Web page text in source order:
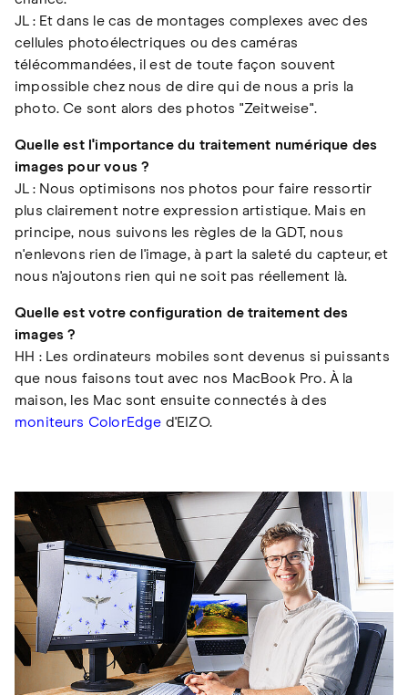
JL : Et dans le cas de montages complexes avec des
cellules photoélectriques ou des caméras
télécommandées, il est de toute façon souvent
impossible chez nous de dire qui de nous a pris la
photo. Ce sont alors des photos "Zeitweise".
Quelle est l'importance du traitement numérique des
images pour vous ?
JL : Nous optimisons nos photos pour faire ressortir
plus clairement notre expression artistique. Mais en
principe, nous suivons les règles de la GDT, nous
n'enlevons rien de l'image, à part la saleté du capteur, et
nous n'ajoutons rien qui ne soit pas réellement là.
Quelle est votre configuration de traitement des
images ?
HH : Les ordinateurs mobiles sont devenus si puissants
que nous faisons tout avec nos MacBook Pro. À la
maison, les Mac sont ensuite connectés à des
moniteurs ColorEdge d'EIZO.